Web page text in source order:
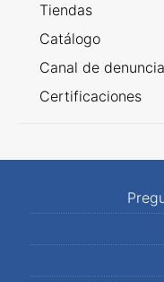
Tiendas
Catálogo
Canal de
Certificaciones